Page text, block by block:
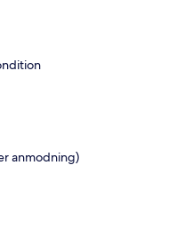
anmodning)